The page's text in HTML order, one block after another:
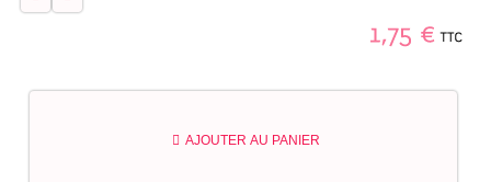
AJOUTER AU PANIER